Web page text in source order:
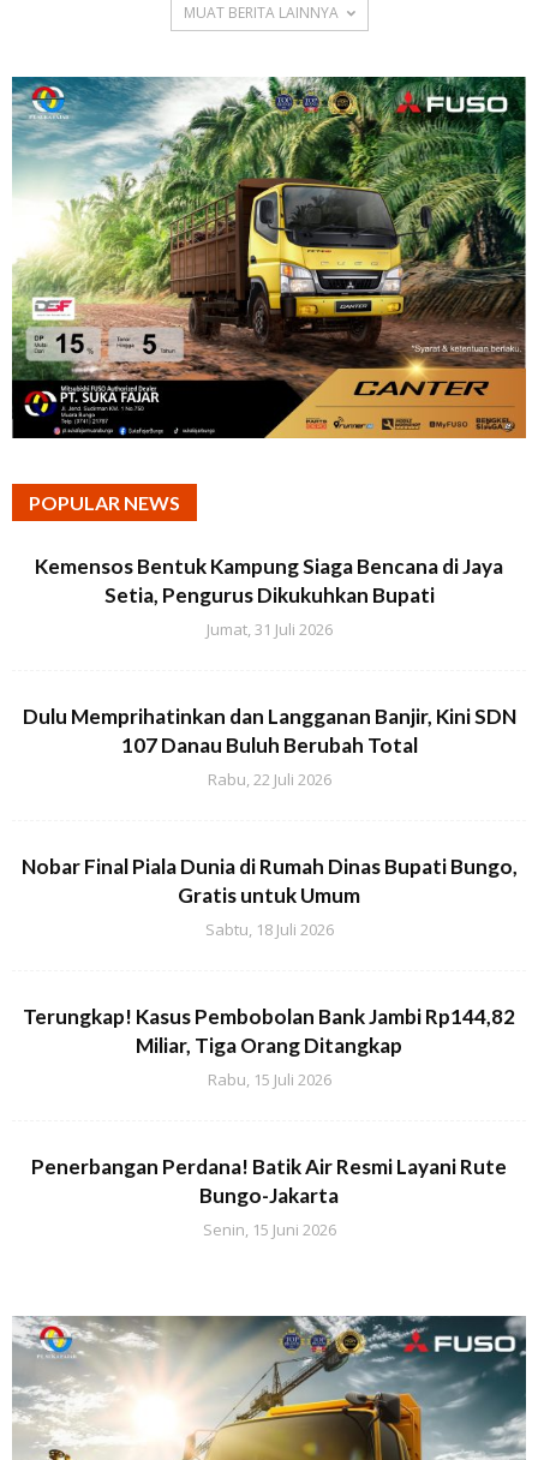
MUAT BERITA LAINNYA
POPULAR NEWS
Kemensos Bentuk Kampung Siaga Bencana di Jaya
Setia, Pengurus Dikukuhkan Bupati
Jumat, 31 Juli 2026
Dulu Memprihatinkan dan Langganan Banjir, Kini SDN
107 Danau Buluh Berubah Total
Rabu, 22 Juli 2026
Nobar Final Piala Dunia di Rumah Dinas Bupati Bungo,
Gratis untuk Umum
Sabtu, 18 Juli 2026
Terungkap! Kasus Pembobolan Bank Jambi Rp144,82
Miliar, Tiga Orang Ditangkap
Rabu, 15 Juli 2026
Penerbangan Perdana! Batik Air Resmi Layani Rute
Bungo-Jakarta
Senin, 15 Juni 2026